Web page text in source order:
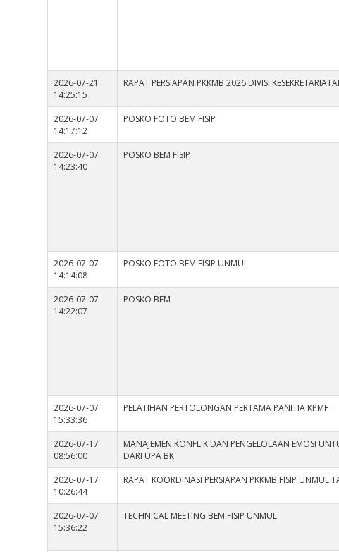
2026-07-21
14:25:15
RAPAT PERSIAPAN PKKMB 2026 DIVISI
2026-07-07
14:17:12
POSKO FOTO BEM FISIP
2026-07-07
14:23:40
POSKO BEM FISIP
2026-07-07
14:14:08
POSKO FOTO BEM FISIP UNMUL
2026-07-07
14:22:07
POSKO BEM
2026-07-07
15:33:36
PELATIHAN PERTOLONGAN PERTAMA PANITIA KPMF
2026-07-17
08:56:00
MANAJEMEN KONFLIK DAN PENGELOLAAN EMOSI
DARI UPA BK
2026-07-17
10:26:44
RAPAT KOORDINASI PERSIAPAN PKKMB FISIP UNMUL
2026-07-07
15:36:22
TECHNICAL MEETING BEM FISIP UNMUL